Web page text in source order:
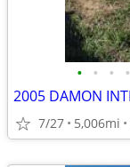
• • • •
7/27 5,006mi